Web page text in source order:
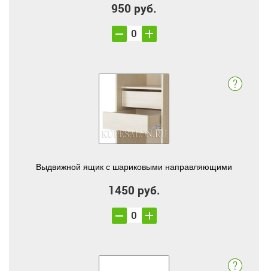
950 руб.
Выдвижной ящик с шариковыми направляющими
1450 руб.